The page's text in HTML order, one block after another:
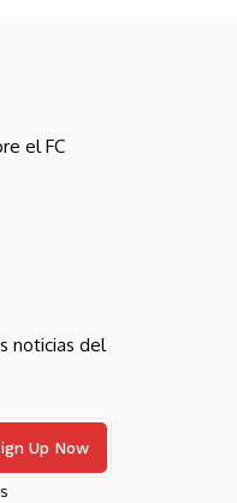
el FC
noticias del